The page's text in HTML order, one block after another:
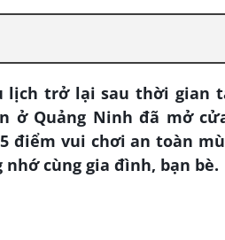
lịch trở lại sau thời gian
ở Quảng Ninh đã mở
điểm vui chơi an toàn
cùng gia đình, bạn bè.